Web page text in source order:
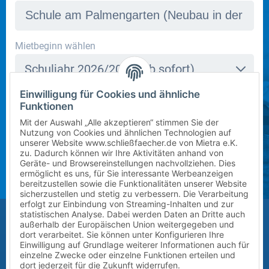
In dieser Schule stehen derzeit leider keine Schließfächer
zur Verfügung. Bitte kontaktieren Sie uns per E-Mail
aninfo@mietra.de.
Mietbeginn wählen
Schuljahr 2026/2027 (ab sofort)
Klasse wählen
Bitte wählen Sie die korrekte Klassenstufe im
kommenden Schuljahr.
5
Zusatz (Klasse a, b, c) wählen
?
Größe des Kindes (Erreichbarkeit des Schließfachs)
Bitte auswählen
Vor-/Nachname des Kindes
Einwilligung für Cookies und ähnliche
Funktionen
Mit der Auswahl „Alle akzeptieren“ stimmen Sie der
Nutzung von Cookies und ähnlichen Technologien auf
unserer Website www.schließfaecher.de von Mietra e.K.
zu. Dadurch können wir Ihre Aktivitäten anhand von
Geräte- und Browsereinstellungen nachvollziehen. Dies
ermöglicht es uns, für Sie interessante Werbeanzeigen
bereitzustellen sowie die Funktionalitäten unserer Website
sicherzustellen und stetig zu verbessern. Die Verarbeitung
erfolgt zur Einbindung von Streaming-Inhalten und zur
statistischen Analyse. Dabei werden Daten an Dritte auch
außerhalb der Europäischen Union weitergegeben und
dort verarbeitet. Sie können unter Konfigurieren Ihre
Einwilligung auf Grundlage weiterer Informationen auch für
einzelne Zwecke oder einzelne Funktionen erteilen und
dort jederzeit für die Zukunft widerrufen.